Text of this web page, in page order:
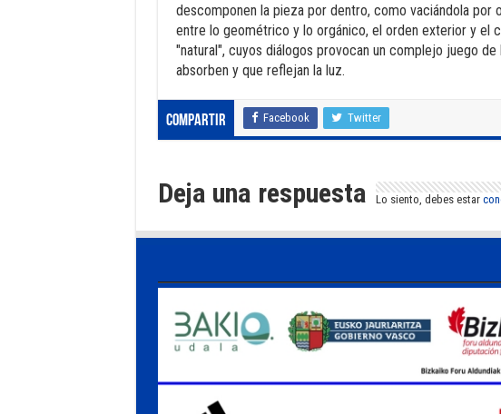
descomponen la pieza por dentro, como vaciándola por
entre lo geométrico y lo orgánico, el orden exterior y el
"natural", cuyos diálogos provocan un complejo juego
absorben y que reflejan la luz.
Compartir Facebook Twitter
Deja una respuesta Lo siento, debes estar